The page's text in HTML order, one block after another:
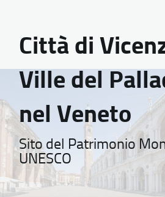
Città di
Ville del
nel Veneto
Sito del Patrimonio
UNESCO